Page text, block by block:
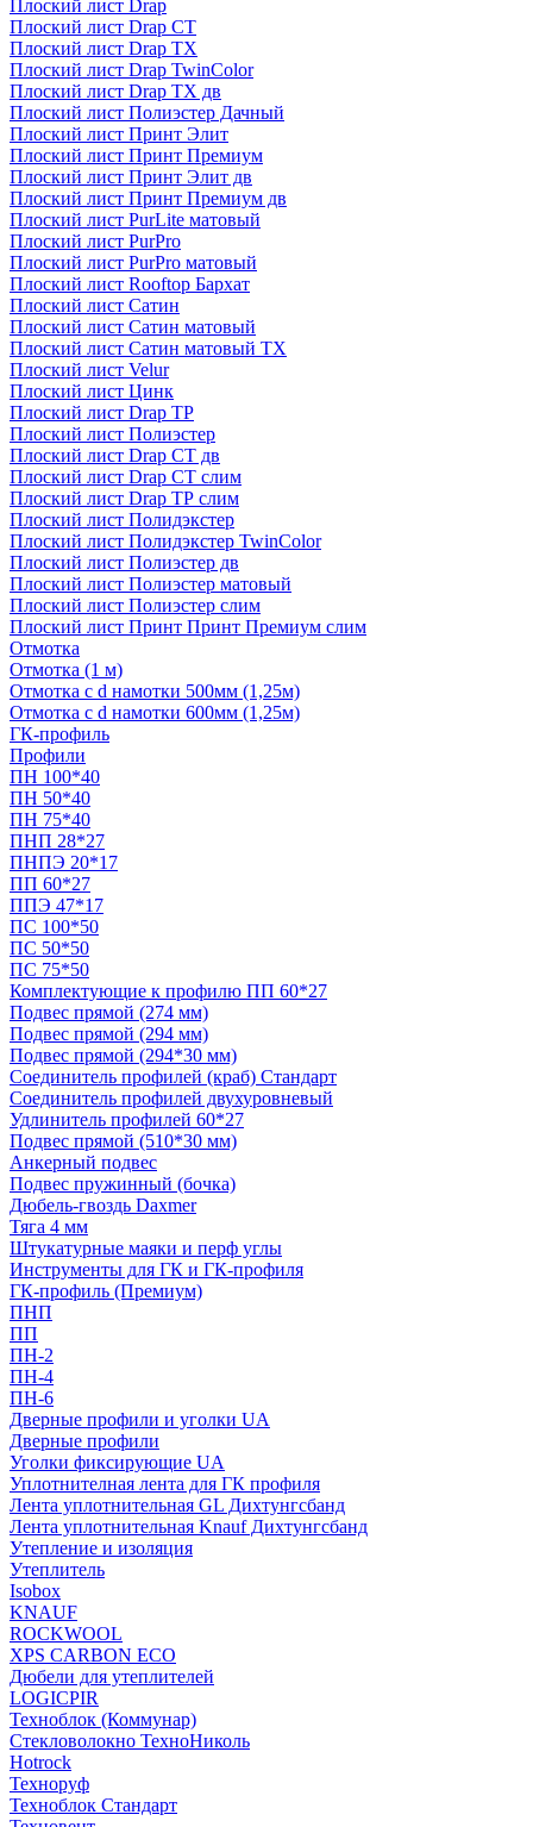
Плоский лист Drap
Плоский лист Drap СТ
Плоский лист Drap TX
Плоский лист Drap TwinColor
Плоский лист Drap ТХ дв
Плоский лист Полиэстер Дачный
Плоский лист Принт Элит
Плоский лист Принт Премиум
Плоский лист Принт Элит дв
Плоский лист Принт Премиум дв
Плоский лист PurLite матовый
Плоский лист PurPro
Плоский лист PurPro матовый
Плоский лист Rooftop Бархат
Плоский лист Сатин
Плоский лист Сатин матовый
Плоский лист Сатин матовый TX
Плоский лист Velur
Плоский лист Цинк
Плоский лист Drap ТР
Плоский лист Полиэстер
Плоский лист Drap СТ дв
Плоский лист Drap СТ слим
Плоский лист Drap ТР слим
Плоский лист Полидэкстер
Плоский лист Полидэкстер TwinColor
Плоский лист Полиэстер дв
Плоский лист Полиэстер матовый
Плоский лист Полиэстер слим
Плоский лист Принт Принт Премиум слим
Отмотка
Отмотка (1 м)
Отмотка с d намотки 500мм (1,25м)
Отмотка с d намотки 600мм (1,25м)
ГК-профиль
Профили
ПН 100*40
ПН 50*40
ПН 75*40
ПНП 28*27
ПНПЭ 20*17
ПП 60*27
ППЭ 47*17
ПС 100*50
ПС 50*50
ПС 75*50
Комплектующие к профилю ПП 60*27
Подвес прямой (274 мм)
Подвес прямой (294 мм)
Подвес прямой (294*30 мм)
Соединитель профилей (краб) Стандарт
Соединитель профилей двухуровневый
Удлинитель профилей 60*27
Подвес прямой (510*30 мм)
Анкерный подвес
Подвес пружинный (бочка)
Дюбель-гвоздь Daxmer
Тяга 4 мм
Штукатурные маяки и перф углы
Инструменты для ГК и ГК-профиля
ГК-профиль (Премиум)
ПНП
ПП
ПН-2
ПН-4
ПН-6
Дверные профили и уголки UA
Дверные профили
Уголки фиксирующие UA
Уплотнителная лента для ГК профиля
Лента уплотнительная GL Дихтунгсбанд
Лента уплотнительная Knauf Дихтунгсбанд
Утепление и изоляция
Утеплитель
Isobox
KNAUF
ROCKWOOL
XPS CARBON ECO
Дюбели для утеплителей
LOGICPIR
Техноблок (Коммунар)
Стекловолокно ТехноНиколь
Hotrock
Технoруф
Техноблок Стандарт